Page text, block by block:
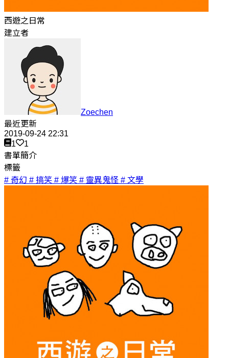
西遊之日常
建立者
Zoechen
最近更新
2019-09-24 22:31
1
1
書單簡介
標籤
# 奇幻 # 搞笑 # 爆笑 # 靈異鬼怪 # 文學